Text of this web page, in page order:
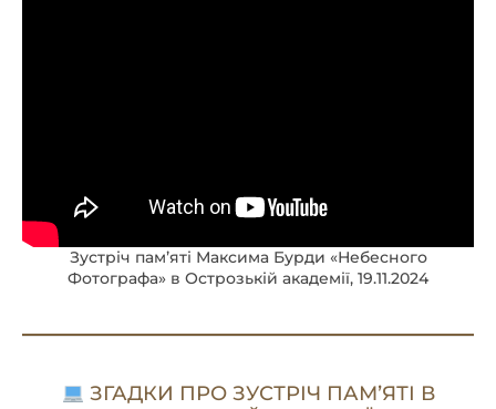
Зустріч памʼяті Максима Бурди «Небесного
Фотографа» в Острозькій академії, 19.11.2024
ЗГАДКИ ПРО ЗУСТРІЧ ПАМʼЯТІ В